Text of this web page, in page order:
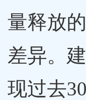
量释放
差异。
现过去